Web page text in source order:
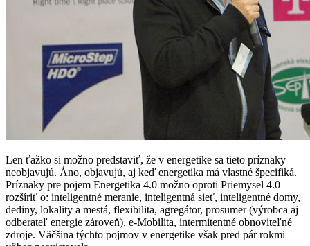
Len ťažko si možno predstaviť, že v energetike sa tieto príznaky
neobjavujú. Áno, objavujú, aj keď energetika má vlastné špecifiká.
Príznaky pre pojem Energetika 4.0 možno oproti Priemysel 4.0
rozšíriť o: inteligentné meranie, inteligentná sieť, inteligentné domy,
dediny, lokality a mestá, flexibilita, agregátor, prosumer (výrobca aj
odberateľ energie zároveň), e-Mobilita, intermitentné obnoviteľné
zdroje. Väčšina týchto pojmov v energetike však pred pár rokmi